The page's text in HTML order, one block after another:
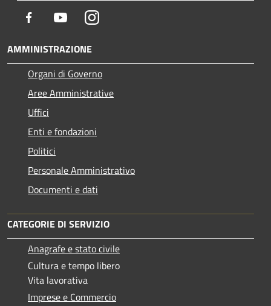
Facebook YoutubeInstagram
AMMINISTRAZIONE
Organi di Governo
Aree Amministrative
Uffici
Enti e fondazioni
Politici
Personale Amministrativo
Documenti e dati
CATEGORIE DI SERVIZIO
Anagrafe e stato civile
Cultura e tempo libero
Vita lavorativa
Imprese e Commercio